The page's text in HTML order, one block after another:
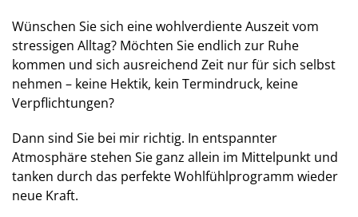
Wünschen Sie sich eine wohlverdiente Auszeit vom
stressigen Alltag? Möchten Sie endlich zur Ruhe
kommen und sich ausreichend Zeit nur für sich selbst
nehmen – keine Hektik, kein Termindruck, keine
Verpflichtungen?
Dann sind Sie bei mir richtig. In entspannter
Atmosphäre stehen Sie ganz allein im Mittelpunkt und
tanken durch das perfekte Wohlfühlprogramm wieder
neue Kraft.